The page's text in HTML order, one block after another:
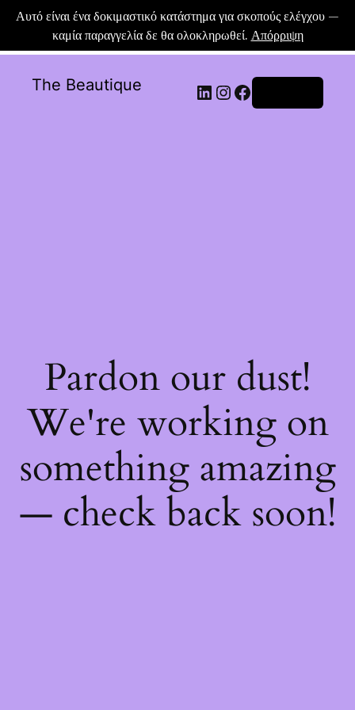
Αυτό είναι ένα δοκιμαστικό κατάστημα για σκοπούς ελέγχου —
καμία παραγγελία δε θα ολοκληρωθεί. Απόρριψη
The Beautique
Pardon our dust!
We're working on
something amazing
— check back soon!